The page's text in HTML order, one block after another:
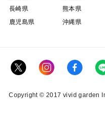
長崎県 熊本県
鹿児島県 沖縄県
Copyright © 2017 vivid garden